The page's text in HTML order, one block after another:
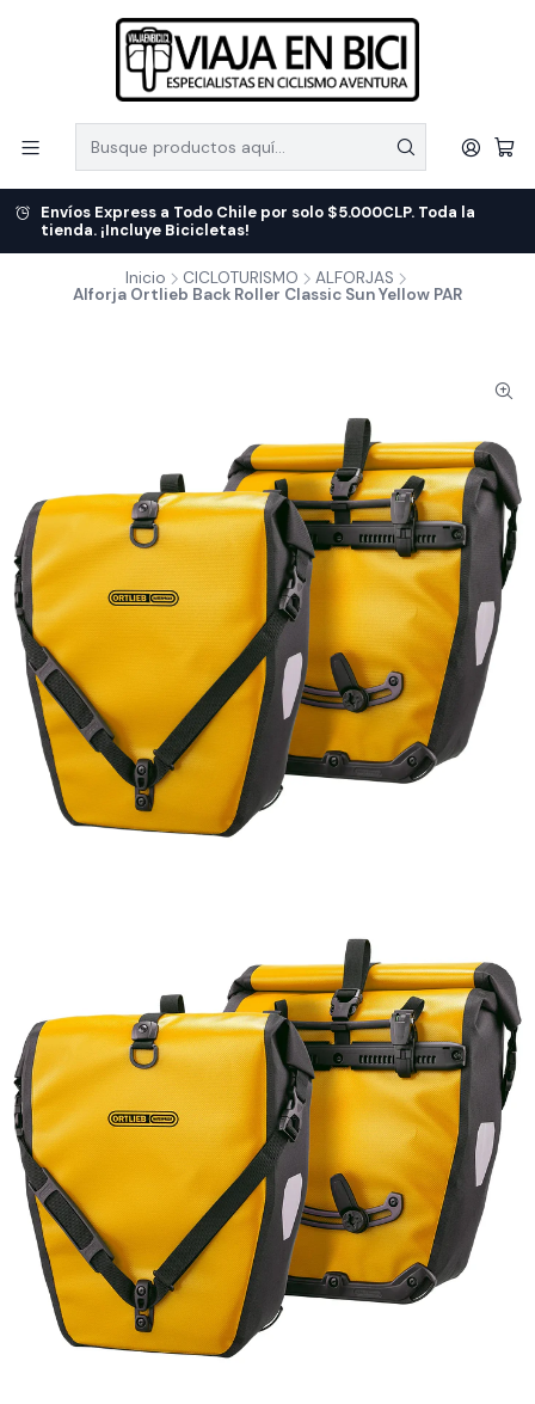
Envíos Express a Todo Chile por solo $5.000CLP. Toda la
tienda. ¡Incluye Bicicletas!
Inicio CICLOTURISMO
ALFORJAS
Alforja Ortlieb Back Roller Classic Sun Yellow PAR